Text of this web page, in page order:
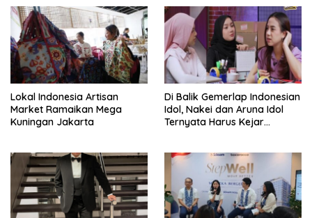
Lokal Indonesia Artisan
Market Ramaikan Mega
Kuningan Jakarta
Di Balik Gemerlap Indonesian
Idol, Nakei dan Aruna Idol
Ternyata Harus Kejar